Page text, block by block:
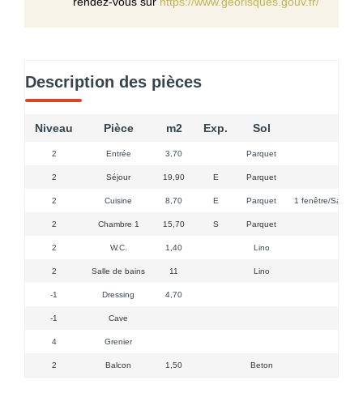
Description des pièces
Niveau Pièce m2 Exp. Sol
2 Entrée 3,70 Parquet
2 Séjour 19,90 E Parquet
2 Cuisine 8,70 E Parquet 1 fenêtre/Saunier
2 Chambre 1 15,70 S Parquet
2 W.C. 1,40 Lino
2 Salle de bains 11 Lino
-1 Dressing 4,70
-1 Cave
4 Grenier
2 Balcon 1,50 Beton